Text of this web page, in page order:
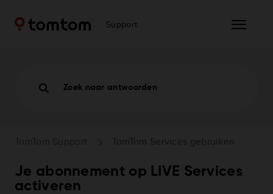
Support
Zoek naar antwoorden
Je abonnement op LIVE Services
activeren